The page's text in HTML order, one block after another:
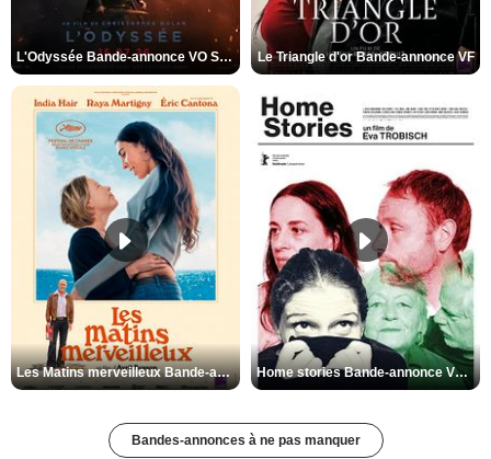
L'Odyssée Bande-annonce VO STFR Le Triangle d'or Bande-annonce VF
Les Matins merveilleux Bande-annonce VF Home stories Bande-annonce VO STFR
Bandes-annonces à ne pas manquer